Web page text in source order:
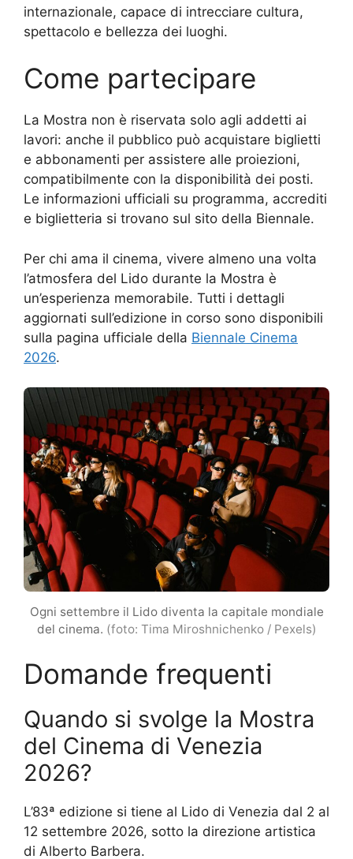
internazionale, capace di intrecciare cultura,
spettacolo e bellezza dei luoghi.
Come partecipare
La Mostra non è riservata solo agli addetti ai
lavori: anche il pubblico può acquistare biglietti
e abbonamenti per assistere alle proiezioni,
compatibilmente con la disponibilità dei posti.
Le informazioni ufficiali su programma, accrediti
e biglietteria si trovano sul sito della Biennale.
Per chi ama il cinema, vivere almeno una volta
l’atmosfera del Lido durante la Mostra è
un’esperienza memorabile. Tutti i dettagli
aggiornati sull’edizione in corso sono disponibili
sulla pagina ufficiale della Biennale Cinema
2026.
Ogni settembre il Lido diventa la capitale mondiale
del cinema. (foto: Tima Miroshnichenko / Pexels)
Domande frequenti
Quando si svolge la Mostra
del Cinema di Venezia
2026?
L’83ª edizione si tiene al Lido di Venezia dal 2 al
12 settembre 2026, sotto la direzione artistica
di Alberto Barbera.